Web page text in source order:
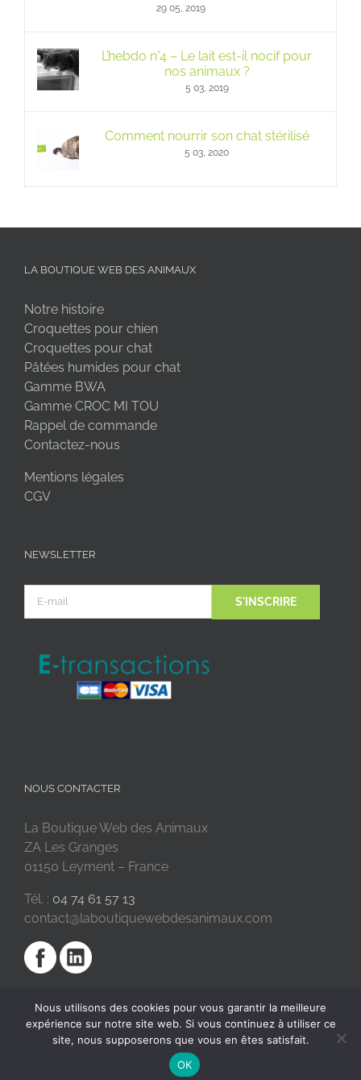
29 05, 2019
L’hebdo n°4 – Le lait est-il nocif pour
nos animaux ?
5 03, 2019
Comment nourrir son chat stérilisé
5 03, 2020
LA BOUTIQUE WEB DES ANIMAUX
Notre histoire
Croquettes pour chien
Croquettes pour chat
Pâtées humides pour chat
Gamme BWA
Gamme CROC MI TOU
Rappel de commande
Contactez-nous
Mentions légales
CGV
NEWSLETTER
NOUS CONTACTER
La Boutique Web des Animaux
ZA Les Granges
01150 Leyment – France
Tél. : 04 74 61 57 13
contact@laboutiquewebdesanimaux.com
2018 © La Boutique Web des Animaux | Réalisé par
Nous utilisons des cookies pour vous garantir la meilleure
expérience sur notre site web. Si vous continuez à utiliser ce
site, nous supposerons que vous en êtes satisfait.
OK